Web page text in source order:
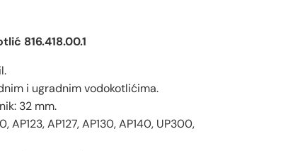
816.418.00.1
i ugradnim vodokotlićima.
32 mm.
AP127, AP130, AP140, UP300,